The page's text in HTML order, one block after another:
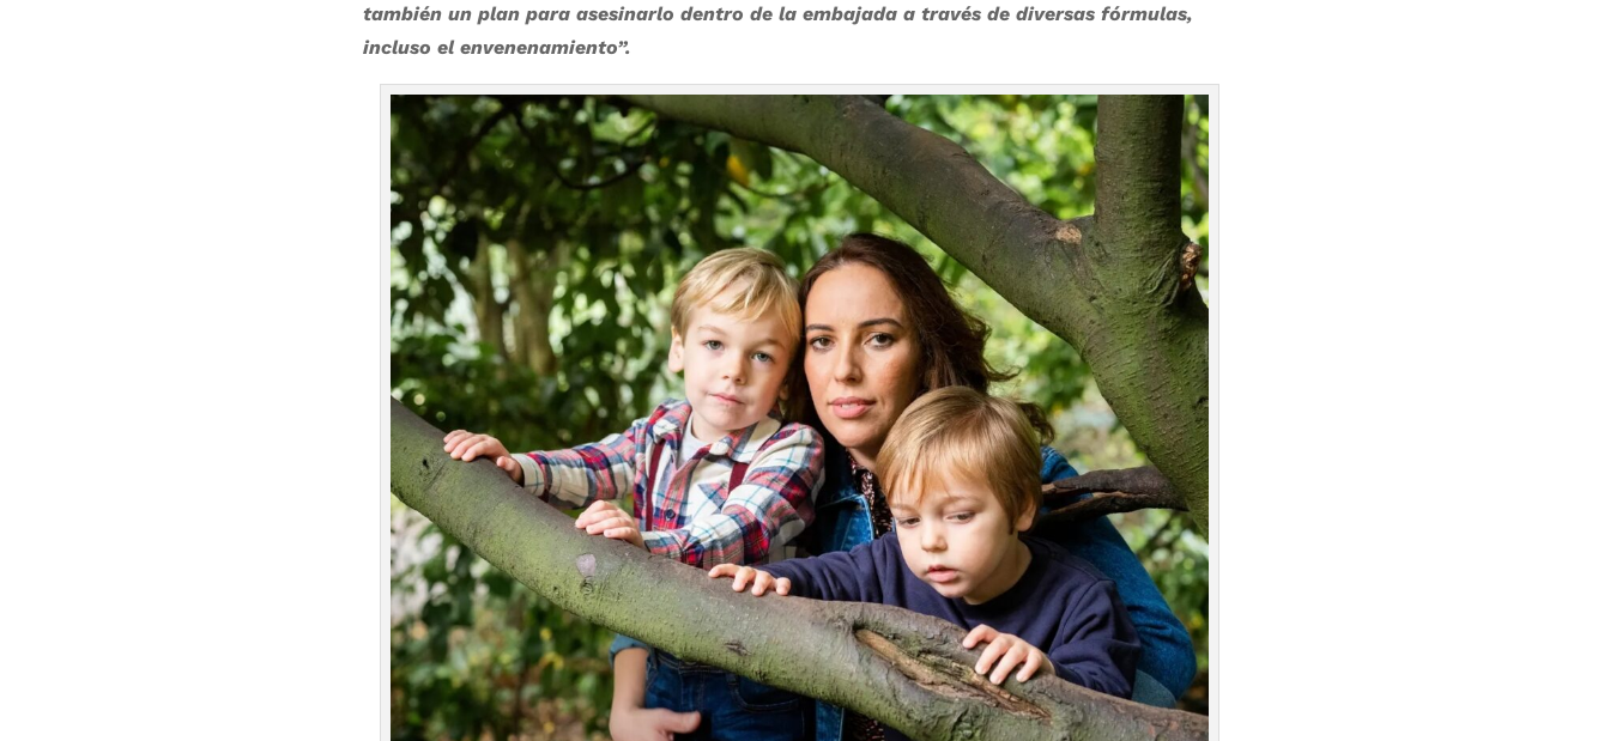
también un plan para asesinarlo dentro de la embajada a través de diversas fórmulas,
incluso el envenenamiento”.